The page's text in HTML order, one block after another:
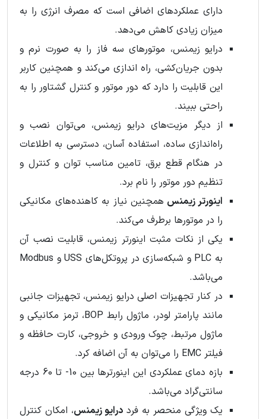
دارای عملکردهای اضافی است که مصرف انرژی را به
میزان زیادی کاهش می‌دهد.
درایو زیمنس، موتورهای سه فاز را به صورت نرم و
بدون جریان‌کشی، راه اندازی می‌کند و همچنین کاربر
این قابلیت را دارد که دور موتور و کنترل گشتاور را به
راحتی ببیند.
از دیگر مزیت‌های درایو زیمنس، می‌توان نصب و
راه‌اندازی ساده، استفاده آسان، دسترسی به اطلاعات
در هنگام قطع برق، تامین مناسب توان و کنترل و
تنظیم دور موتور را نام برد.
اینورتر زیمنس همچنین نیاز به کاهنده‌های مکانیکی
را در موتورها برطرف می‌کند.
یکی از نکات مثبت اینورتر زیمنس، قابلیت نصب آن
به PLC و شبکه‌سازی در پروتکل‌های USS و Modbus
می‌باشد.
در کنار تجهیزات اصلی درایو زیمنس، تجهیزات جانبی
مانند پارامتر لودر، ماژول رابط BOP، ترمز مکانیکی و
ماژول مرتبط، چوک ورودی و خروجی، کارت حافظه و
فیلتر EMC را می‌توان به آن اضافه کرد.
بازه دمای عملکردی این اینورترها بین 10- تا 60 درجه
سانتی‌گراد می‌باشد.
یک ویژگی منحصر به فرد درایو زیمنس، امکان کنترل